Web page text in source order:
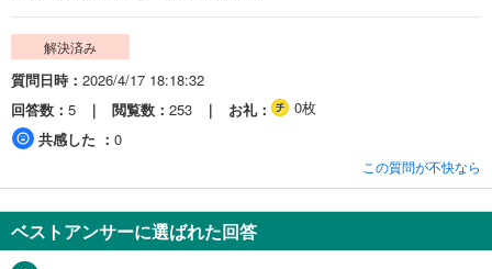
解決済み
質問日時
2026/4/17 18:18:32
回答数
5 閲覧数 253 お礼
0枚
共感した
0
この質問が不快なら
ベストアンサーに選ばれた回答